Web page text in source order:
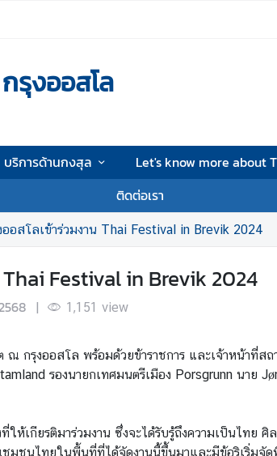
รุงออสโล
บริการด้านกงสุล Let's know more about
ติดต่อเรา
อสโลเข้าร่วมงาน Thai Festival in Brevik 2024
Festival in Brevik 2024
| 1,151 view
กรุงออสโล พร้อมด้วยข้าราชการ และเจ้าหน้าที่
รองนายกเทศมนตรีเมือง Porsgrunn นาย
ห้เกียรติมาร่วมงาน ซึ่งจะได้รับรู้ถึงความเป็นไทย
ชนไทยในพื้นที่ที่ได้จัดงานนี้ขึ้นมาและมีข้อริเริ่มจัด